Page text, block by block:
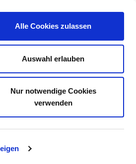
Alle Cookies zulassen
Auswahl erlauben
Nur notwendige Cookies
verwenden